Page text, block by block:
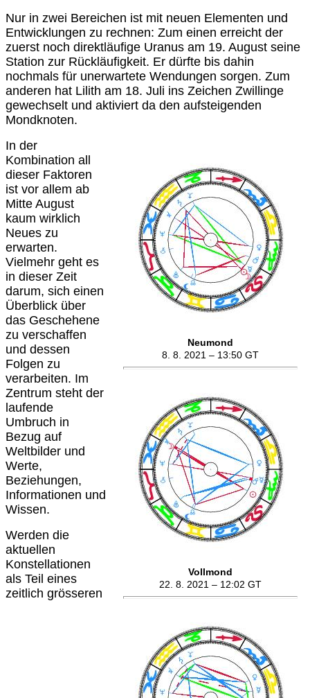
Nur in zwei Bereichen ist mit neuen Elementen und
Entwicklungen zu rechnen: Zum einen erreicht der
zuerst noch direktläufige Uranus am 19. August seine
Station zur Rückläufigkeit. Er dürfte bis dahin
nochmals für unerwartete Wendungen sorgen. Zum
anderen hat Lilith am 18. Juli ins Zeichen Zwillinge
gewechselt und aktiviert da den aufsteigenden
Mondknoten.
Neumond
8. 8. 2021 – 13:50 GT
Vollmond
22. 8. 2021 – 12:02 GT
In der
Kombination all
dieser Faktoren
ist vor allem ab
Mitte August
kaum wirklich
Neues zu
erwarten.
Vielmehr geht es
in dieser Zeit
darum, sich einen
Überblick über
das Geschehene
zu verschaffen
und dessen
Folgen zu
verarbeiten. Im
Zentrum steht der
laufende
Umbruch in
Bezug auf
Weltbilder und
Werte,
Beziehungen,
Informationen und
Wissen.
Werden die
aktuellen
Konstellationen
als Teil eines
zeitlich grösseren